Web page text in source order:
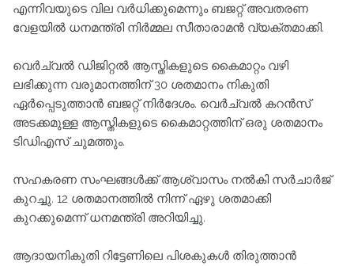
എന്നിവയുടെ വില വര്‍ധിക്കുമെന്നും ബജറ്റ് അവതരണ
വേളയില്‍ ധനമന്ത്രി നിര്‍മ്മല സീതാരാമന്‍ വ്യക്തമാക്കി.
വെര്‍ച്വല്‍ ഡിജിറ്റല്‍ ആസ്തികളുടെ കൈമാറ്റം വഴി
ലഭിക്കുന്ന വരുമാനത്തിന് 30 ശതമാനം നികുതി
ഏര്‍പ്പെടുത്താന്‍ ബജറ്റ് നിര്‍ദേശം. വെര്‍ച്വല്‍ കറന്‍സ്
അടക്കമുള്ള ആസ്തികളുടെ കൈമാറ്റത്തിന് ഒരു ശതമാനം
ടിഡിഎസ് ചുമത്തും.
സഹകരണ സംഘങ്ങള്‍ക്ക് ആശ്വാസം നല്‍കി സര്‍ചാര്‍ജ്
കുറച്ചു. 12 ശതമാനത്തില്‍ നിന്ന് ഏഴു ശതമാക്കി
കുറക്കുമെന്ന് ധനമന്ത്രി അറിയിച്ചു.
ആദായനികുതി റിട്ടേണിലെ പിശകുകള്‍ തിരുത്താന്‍